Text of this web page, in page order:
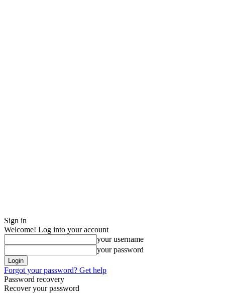
Sign in
Welcome! Log into your account
your username
your password
Forgot your password? Get help
Password recovery
Recover your password